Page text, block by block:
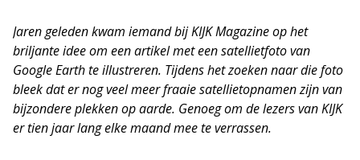
Jaren geleden kwam iemand bij KIJK Magazine op het
briljante idee om een artikel met een satellietfoto van
Google Earth te illustreren. Tijdens het zoeken naar die foto
bleek dat er nog veel meer fraaie satellietopnamen zijn van
bijzondere plekken op aarde. Genoeg om de lezers van KIJK
er tien jaar lang elke maand mee te verrassen.